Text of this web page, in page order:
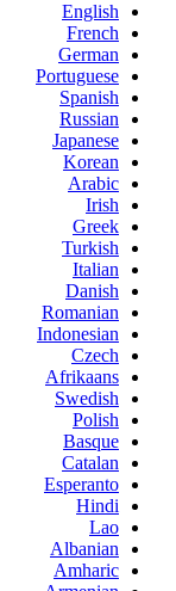
English
French
German
Portuguese
Spanish
Russian
Japanese
Korean
Arabic
Irish
Greek
Turkish
Italian
Danish
Romanian
Indonesian
Czech
Afrikaans
Swedish
Polish
Basque
Catalan
Esperanto
Hindi
Lao
Albanian
Amharic